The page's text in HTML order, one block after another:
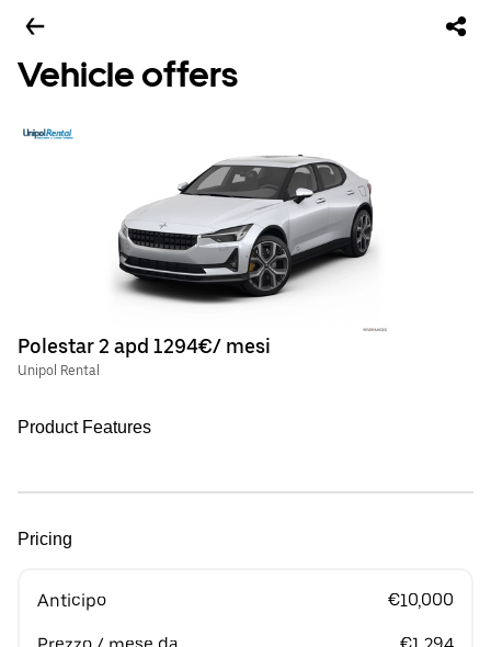
Vehicle offers
Polestar 2 apd 1294€/ mesi
Unipol Rental
Product Features
Pricing
Anticipo €10,000